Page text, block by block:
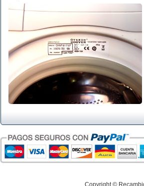
Copyright ©